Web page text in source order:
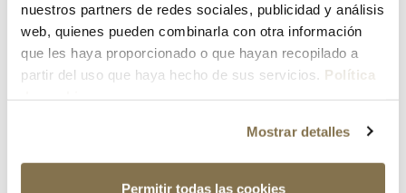
nuestros partners de redes sociales, publicidad y análisis
web, quienes pueden combinarla con otra información
que les haya proporcionado o que hayan recopilado a
partir del uso que haya hecho de sus servicios. Política
Mostrar detalles
Permitir todas las cookies
¿Has olvidado tu contraseña?